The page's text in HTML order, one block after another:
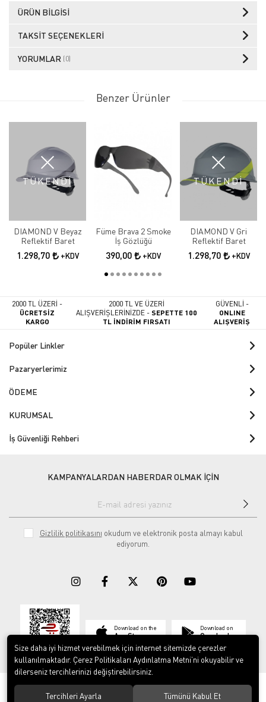
ÜRÜN BILGISI
TAKSIT SEÇENEKLERI
YORUMLAR (0)
Benzer Ürünler
TÜKENDİ
DIAMOND V Beyaz
Reflektif Baret
1.298,70 +KDV
Füme Brava 2 Smoke
İş Gözlüğü
390,00 +KDV
TÜKENDİ
DIAMOND V Gri
Reflektif Baret
1.298,70 +KDV
2000 TL ÜZERİ -
ÜCRETSİZ
KARGO
2000 TL VE ÜZERİ
ALIŞVERİŞLERİNİZDE -SEPETTE 100
TL İNDİRİM FIRSATI
GÜVENLİ -
ONLINE
ALIŞVERİŞ
Popüler Linkler
Pazaryerlerimiz
ÖDEME
KURUMSAL
İş Güvenliği Rehberi
KAMPANYALARDAN HABERDAR OLMAK İÇİN
Gizlilik politikasını okudum ve elektronik posta almayı kabul
ediyorum.
Download on the
App Store
Download on
Google play
© 2023ERY İş Güvenliği Ekipmanları. Tüm hakları saklıdır.
Size daha iyi hizmet verebilmek için internet sitemizde çerezler
kullanılmaktadır. Çerez Politikaları Aydınlatma Metni’ni okuyabilir ve
dilerseniz tercihlerinizi değiştirebilirsiniz.
Tercihleri Ayarla Tümünü Kabul Et